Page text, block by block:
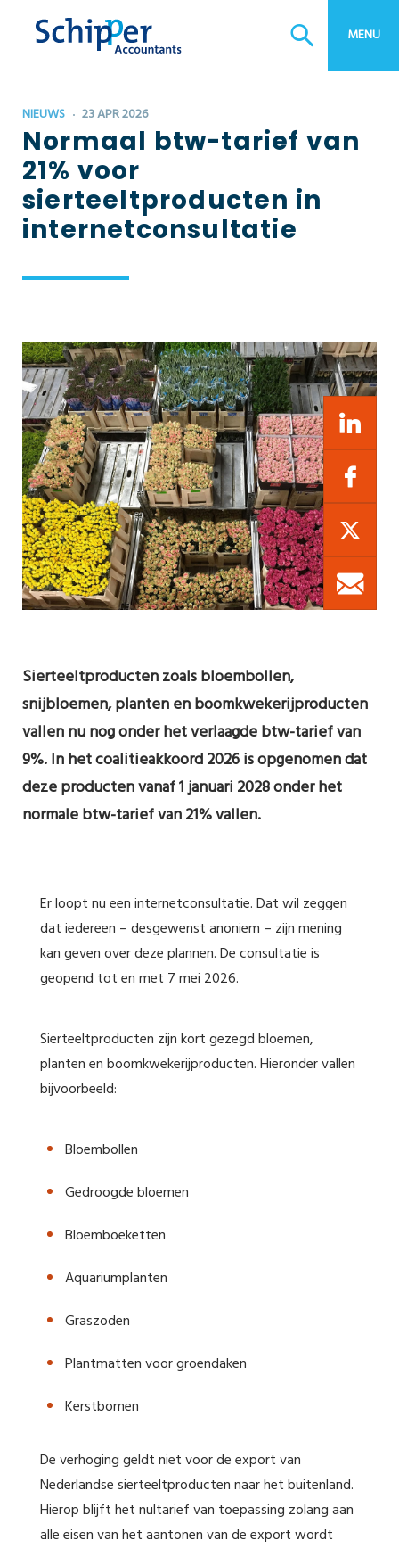
MENU
NIEUWS 23 APR 2026
Normaal btw-tarief van
21% voor
sierteeltproducten in
internetconsultatie
Sierteeltproducten zoals bloembollen,
snijbloemen, planten en boomkwekerijproducten
vallen nu nog onder het verlaagde btw-tarief van
9%. In het coalitieakkoord 2026 is opgenomen dat
deze producten vanaf 1 januari 2028 onder het
normale btw-tarief van 21% vallen.
Er loopt nu een internetconsultatie. Dat wil zeggen
dat iedereen – desgewenst anoniem – zijn mening
kan geven over deze plannen. Deconsultatieis
geopend tot en met 7 mei 2026.
Sierteeltproducten zijn kort gezegd bloemen,
planten en boomkwekerijproducten. Hieronder vallen
bijvoorbeeld:
Bloembollen
Gedroogde bloemen
Bloemboeketten
Aquariumplanten
Graszoden
Plantmatten voor groendaken
Kerstbomen
De verhoging geldt niet voor de export van
Nederlandse sierteeltproducten naar het buitenland.
Hierop blijft het nultarief van toepassing zolang aan
alle eisen van het aantonen van de export wordt